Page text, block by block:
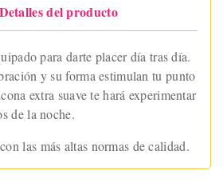
Detalles del producto
para darte placer día tras día.
y su forma estimulan tu punto
extra suave te hará experimentar
de la noche.
las más altas normas de calidad.